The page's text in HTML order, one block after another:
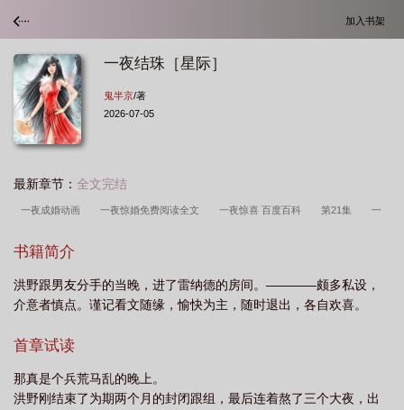
加入书架
一夜结珠［星际］
鬼半京/著
2026-07-05
最新章节： 全文完结
一夜成婚动画 一夜惊婚免费阅读全文 一夜惊喜 百度百科 第21集 一
书籍简介
洪野跟男友分手的当晚，进了雷纳德的房间。————颇多私设，
介意者慎点。谨记看文随缘，愉快为主，随时退出，各自欢喜。
首章试读
那真是个兵荒马乱的晚上。
洪野刚结束了为期两个月的封闭跟组，最后连着熬了三个大夜，出